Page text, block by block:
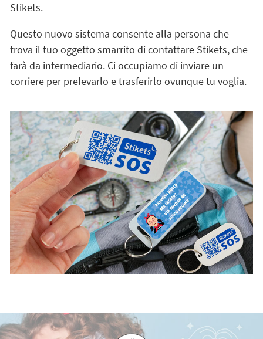
Stikets.
Questo nuovo sistema consente alla persona che
trova il tuo oggetto smarrito di contattare Stikets, che
farà da intermediario. Ci occupiamo di inviare un
corriere per prelevarlo e trasferirlo ovunque tu voglia.